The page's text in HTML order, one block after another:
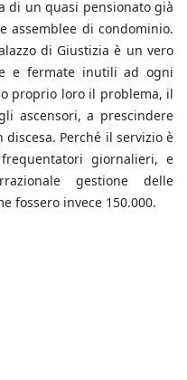
di un quasi pensionato già
assemblee di condominio.
di Giustizia è un vero
e fermate inutili ad ogni
proprio loro il problema, il
ascensori, a prescindere
Perché il servizio è
giornalieri, e
gestione delle
fossero invece 150.000.